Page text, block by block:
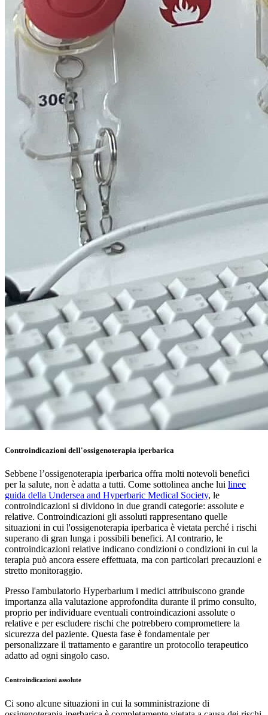
Controindicazioni dell'ossigenoterapia iperbarica
Sebbene l’ossigenoterapia iperbarica offra molti notevoli benefici
per la salute, non è adatta a tutti. Come sottolinea anche lui linee
guida della Undersea and Hyperbaric Medical Society, le
controindicazioni si dividono in due grandi categorie: assolute e
relative. Controindicazioni gli assoluti rappresentano quelle
situazioni in cui l'ossigenoterapia iperbarica è vietata perché i rischi
superano di gran lunga i possibili benefici. Al contrario, le
controindicazioni relative indicano condizioni o condizioni in cui la
terapia può ancora essere effettuata, ma con particolari precauzioni e
stretto monitoraggio.
Presso l'ambulatorio Hyperbarium i medici attribuiscono grande
importanza alla valutazione approfondita durante il primo consulto,
proprio per individuare eventuali controindicazioni assolute o
relative e per escludere rischi che potrebbero compromettere la
sicurezza del paziente. Questa fase è fondamentale per
personalizzare il trattamento e garantire un protocollo terapeutico
adatto ad ogni singolo caso.
Controindicazioni assolute
Ci sono alcune situazioni in cui la somministrazione di